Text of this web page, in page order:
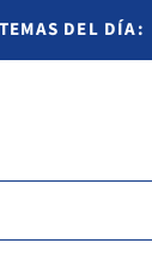
TEMAS DEL DÍA: